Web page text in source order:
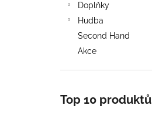
Doplňky
Hudba
Second Hand
Akce
Top 10 produktů